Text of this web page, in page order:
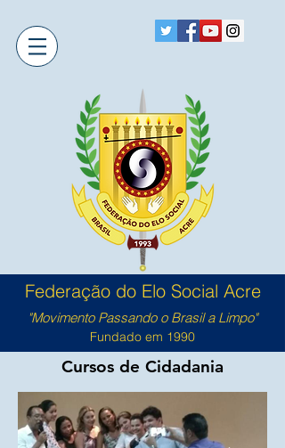
Federação do Elo Social Acre
"Movimento Passando o Brasil a Limpo"
Fundado em 1990
Cursos de Cidadania